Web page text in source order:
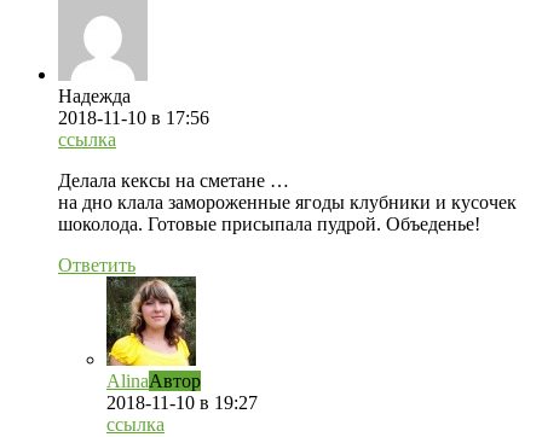
Надежда
2018-11-10 в 17:56
ссылка
Делала кексы на сметане …
на дно клала замороженные ягоды клубники и кусочек
шоколода. Готовые присыпала пудрой. Объеденье!
Ответить
AlinaАвтор
2018-11-10 в 19:27
ссылка